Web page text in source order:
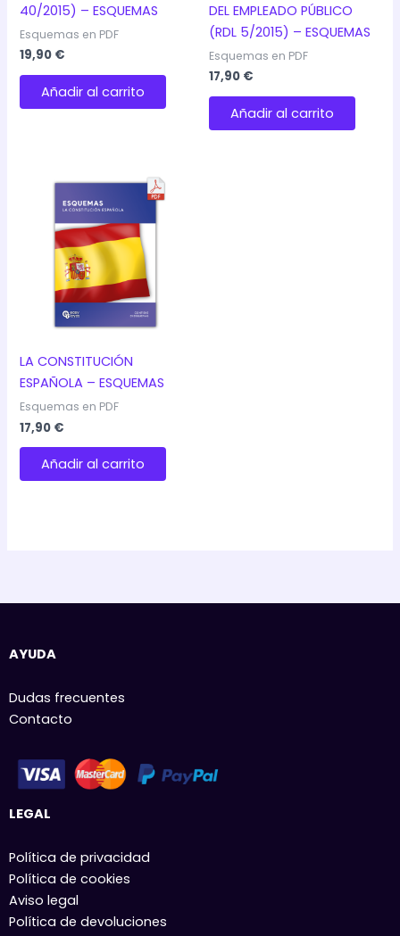
40/2015) – ESQUEMAS
Esquemas en PDF
19,90 €
Añadir al carrito
DEL EMPLEADO PÚBLICO
(RDL 5/2015) – ESQUEMAS
Esquemas en PDF
17,90 €
Añadir al carrito
LA CONSTITUCIÓN
ESPAÑOLA – ESQUEMAS
Esquemas en PDF
17,90 €
Añadir al carrito
AYUDA
Dudas frecuentes
Contacto
LEGAL
Política de privacidad
Política de cookies
Aviso legal
Política de devoluciones